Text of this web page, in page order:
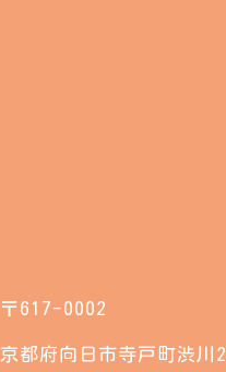
〒617-0002
京都府向日市寺戸町渋